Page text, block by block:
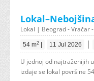
Lokal | Beograd - Vračar
54 m2 11 Jul 2026 |
U jednoj od najtraženijih
izdaje se lokal površine